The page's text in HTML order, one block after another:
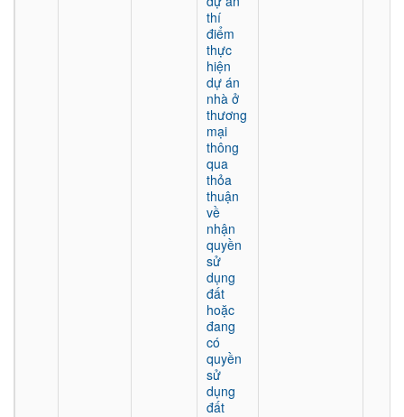
thí
điểm
thực
hiện
dự án
nhà ở
thương
mại
thông
qua
thỏa
thuận
về
nhận
quyền
sử
dụng
đất
hoặc
đang
có
quyền
sử
dụng
đất